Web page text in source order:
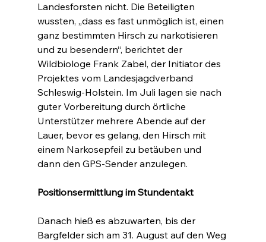
Landesforsten nicht. Die Beteiligten
wussten, „dass es fast unmöglich ist, einen
ganz bestimmten Hirsch zu narkotisieren
und zu besendern“, berichtet der
Wildbiologe Frank Zabel, der Initiator des
Projektes vom Landesjagdverband
Schleswig-Holstein. Im Juli lagen sie nach
guter Vorbereitung durch örtliche
Unterstützer mehrere Abende auf der
Lauer, bevor es gelang, den Hirsch mit
einem Narkosepfeil zu betäuben und
dann den GPS-Sender anzulegen.
Positionsermittlung im Stundentakt
Danach hieß es abzuwarten, bis der
Bargfelder sich am 31. August auf den Weg